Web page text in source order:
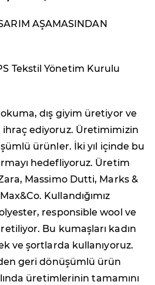
AŞAMASINDAN
Tekstil Yönetim Kurulu
dış giyim üretiyor ve
ediyoruz. Üretimimizin
ürünler. İki yıl içinde bu
hedefliyoruz. Üretim
Massimo Dutti, Marks &
Kullandığımız
responsible wool ve
Bu kumaşları kadın
ve şortlarda kullanıyoruz.
geri dönüşümlü ürün
üretimlerinin tamamını